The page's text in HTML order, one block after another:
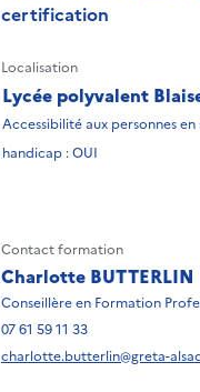
certification
Localisation
Lycée polyvalent
Accessibilité aux personnes
handicap : OUI
Contact formation
Charlotte BUTTERLIN
Conseillère en Formation
07 61 59 11 33
charlotte.butterlin@greta-